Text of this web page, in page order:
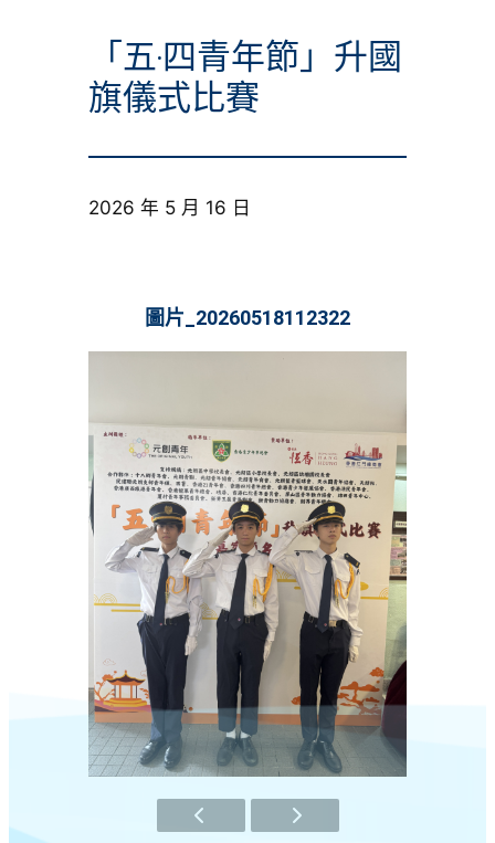
校外獎項
學校活動
「五‧四青年節」升國
旗儀式比賽
2026 年 5 月 16 日
圖片_20260518112322